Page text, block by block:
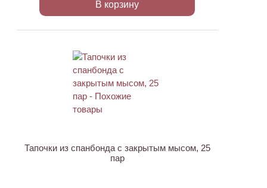
В корзину
Тапочки из спанбонда с закрытым мысом, 25
пар